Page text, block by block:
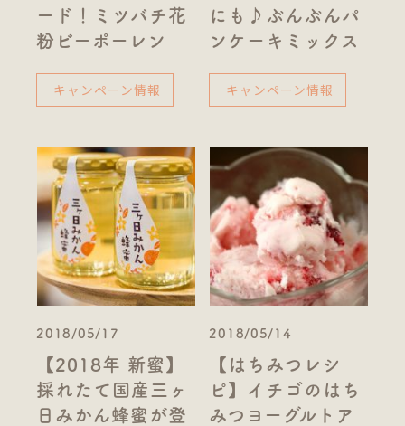
ード！ミツバチ花
粉ビーポーレン
キャンペーン情報
にも♪ぶんぶんパ
ンケーキミックス
キャンペーン情報
2018/05/17
【2018年 新蜜】
採れたて国産三ヶ
日みかん蜂蜜が登
2018/05/14
【はちみつレシ
ピ】イチゴのはち
みつヨーグルトア